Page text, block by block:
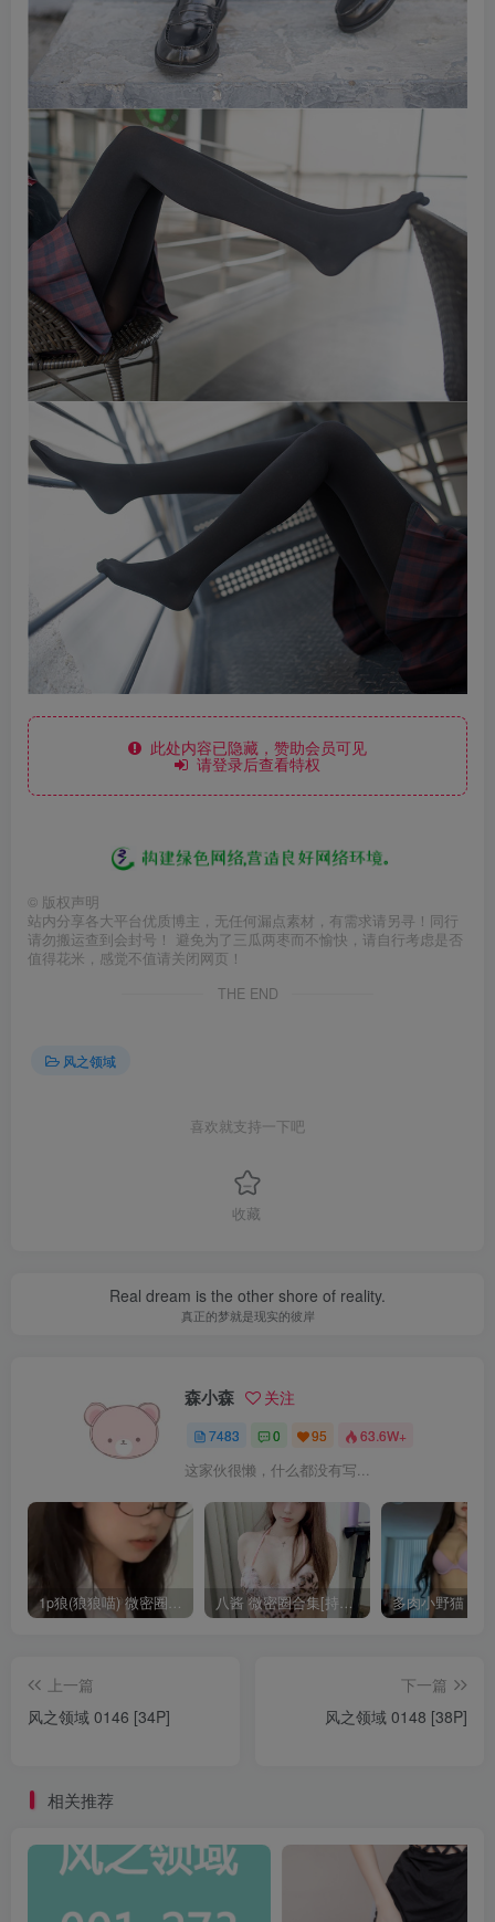
此处内容已隐藏，赞助会员可见
请登录后查看特权
© 版权声明
站内分享各大平台优质博主，无任何漏点素材，有需求请另寻！同行
请勿搬运查到会封号！ 避免为了三瓜两枣而不愉快，请自行考虑是否
值得花米，感觉不值请关闭网页！
THE END
风之领域
喜欢就支持一下吧
收藏
Real dream is the other shore of reality.
真正的梦就是现实的彼岸
森小森 关注
7483 0 95 63.6W+
这家伙很懒，什么都没有写...
1p狼(狼狼喵) 微密圈/岛遇合集[持续更新2025.08.20] 八酱 微密圈合集[持续更新]
上一篇
风之领域 0146 [34P]
下一篇
风之领域 0148 [38P]
相关推荐